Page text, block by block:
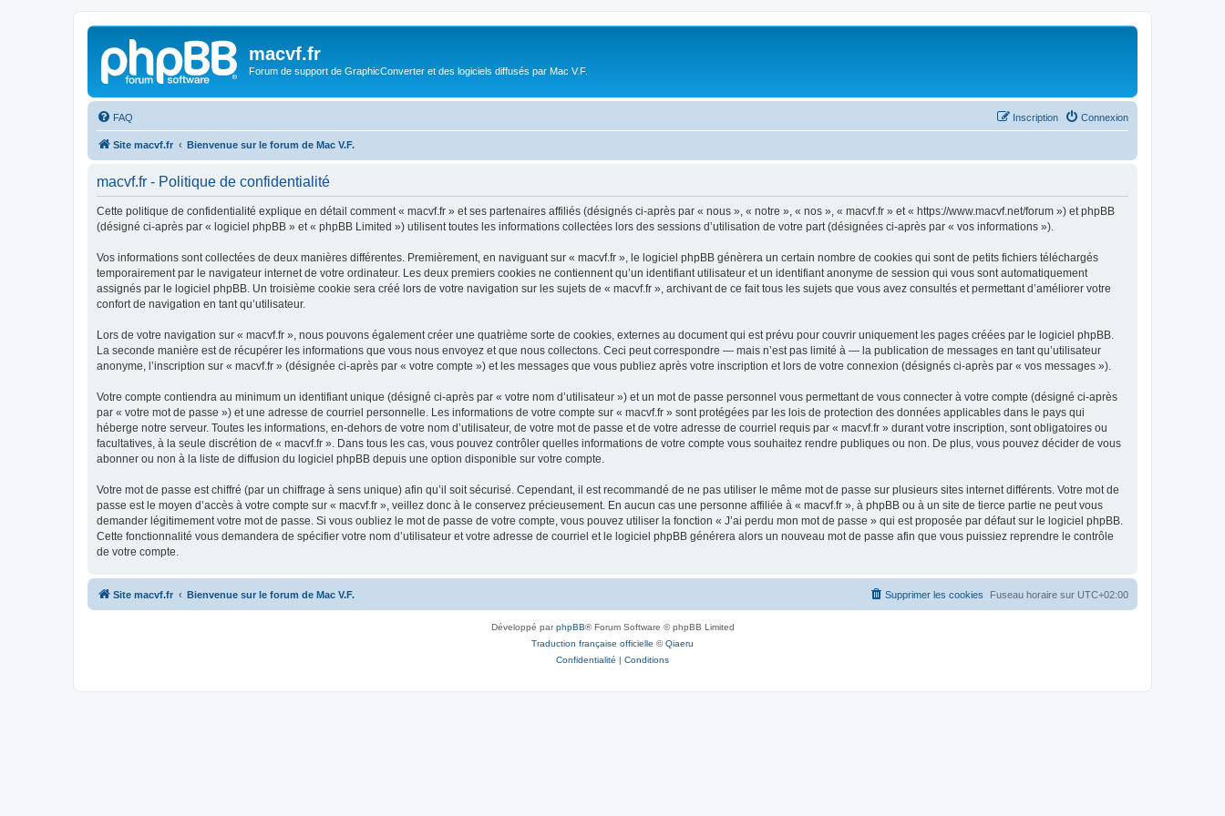
macvf.fr
Forum de support de GraphicConverter et des logiciels diffusés par Mac V.F.
FAQ Connexion
Inscription
Site macvf.fr Bienvenue sur le forum de Mac V.F.
macvf.fr - Politique de confidentialité
Cette politique de confidentialité explique en détail comment « macvf.fr » et ses partenaires affiliés (désignés ci-après par « nous », « notre », « nos », « macvf.fr » et « https://www.macvf.net/forum ») et phpBB
(désigné ci-après par « logiciel phpBB » et « phpBB Limited ») utilisent toutes les informations collectées lors des sessions d’utilisation de votre part (désignées ci-après par « vos informations »).
Vos informations sont collectées de deux manières différentes. Premièrement, en naviguant sur « macvf.fr », le logiciel phpBB génèrera un certain nombre de cookies qui sont de petits fichiers téléchargés
temporairement par le navigateur internet de votre ordinateur. Les deux premiers cookies ne contiennent qu’un identifiant utilisateur et un identifiant anonyme de session qui vous sont automatiquement
assignés par le logiciel phpBB. Un troisième cookie sera créé lors de votre navigation sur les sujets de « macvf.fr », archivant de ce fait tous les sujets que vous avez consultés et permettant d’améliorer votre
confort de navigation en tant qu’utilisateur.
Lors de votre navigation sur « macvf.fr », nous pouvons également créer une quatrième sorte de cookies, externes au document qui est prévu pour couvrir uniquement les pages créées par le logiciel phpBB.
La seconde manière est de récupérer les informations que vous nous envoyez et que nous collectons. Ceci peut correspondre — mais n’est pas limité à — la publication de messages en tant qu’utilisateur
anonyme, l’inscription sur « macvf.fr » (désignée ci-après par « votre compte ») et les messages que vous publiez après votre inscription et lors de votre connexion (désignés ci-après par « vos messages »).
Votre compte contiendra au minimum un identifiant unique (désigné ci-après par « votre nom d’utilisateur ») et un mot de passe personnel vous permettant de vous connecter à votre compte (désigné ci-après
par « votre mot de passe ») et une adresse de courriel personnelle. Les informations de votre compte sur « macvf.fr » sont protégées par les lois de protection des données applicables dans le pays qui
héberge notre serveur. Toutes les informations, en-dehors de votre nom d’utilisateur, de votre mot de passe et de votre adresse de courriel requis par « macvf.fr » durant votre inscription, sont obligatoires ou
facultatives, à la seule discrétion de « macvf.fr ». Dans tous les cas, vous pouvez contrôler quelles informations de votre compte vous souhaitez rendre publiques ou non. De plus, vous pouvez décider de vous
abonner ou non à la liste de diffusion du logiciel phpBB depuis une option disponible sur votre compte.
Votre mot de passe est chiffré (par un chiffrage à sens unique) afin qu’il soit sécurisé. Cependant, il est recommandé de ne pas utiliser le même mot de passe sur plusieurs sites internet différents. Votre mot de
passe est le moyen d’accès à votre compte sur « macvf.fr », veillez donc à le conservez précieusement. En aucun cas une personne affiliée à « macvf.fr », à phpBB ou à un site de tierce partie ne peut vous
demander légitimement votre mot de passe. Si vous oubliez le mot de passe de votre compte, vous pouvez utiliser la fonction « J’ai perdu mon mot de passe » qui est proposée par défaut sur le logiciel phpBB.
Cette fonctionnalité vous demandera de spécifier votre nom d’utilisateur et votre adresse de courriel et le logiciel phpBB générera alors un nouveau mot de passe afin que vous puissiez reprendre le contrôle
de votre compte.
Site macvf.fr Bienvenue sur le forum de Mac V.F. Fuseau horaire sur UTC+02:00
Supprimer les cookies
Développé parphpBB® Forum Software © phpBB Limited
Traduction française officielle ©Qiaeru
Confidentialité | Conditions